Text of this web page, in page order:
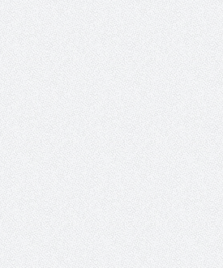
Σχεδιασμός που «Μιλάει» Χωρίς
Σπιρτόκουτο: η απόλυτη
ταινία
Το Top 5 της εβδομάδας #517
Το νουάρ στον ελληνικό
Η Φροντίδα Έχει Πολλές Μορφές:
Τρία Βήματα Μπροστά για Σένα και
Όψεις και Απόψεις
Αξίζει